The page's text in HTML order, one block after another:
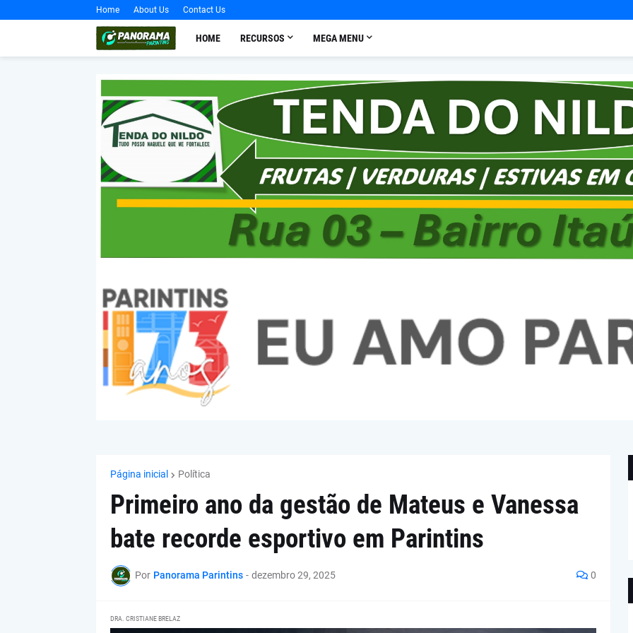
Home About Us Contact Us
HOME RECURSOS MEGA MENU
Página inicial Política
Primeiro ano da gestão de Mateus e Vanessa
bate recorde esportivo em Parintins
Por Panorama Parintins - dezembro 29, 2025 0
DRA. CRISTIANE BRELAZ